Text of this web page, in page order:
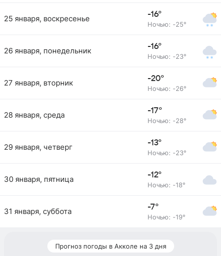
25 января, воскресенье -16°
Ночью: -25°
26 января, понедельник -16°
Ночью: -23°
27 января, вторник -20°
Ночью: -26°
28 января, среда -17°
Ночью: -28°
29 января, четверг -13°
Ночью: -23°
30 января, пятница -12°
Ночью: -18°
31 января, суббота -7°
Ночью: -19°
Прогноз погоды в Акколе на 3 дня